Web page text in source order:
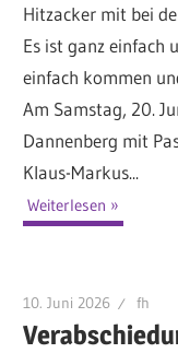
Hitzacker mit bei
Es ist ganz einfach
einfach kommen
Am Samstag, 20.
Dannenberg mit
Klaus-Markus...
Weiterlesen
10. Juni 2026 fh